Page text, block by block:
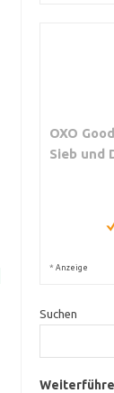
OXO
Sieb und
* Anzeige
Suchen